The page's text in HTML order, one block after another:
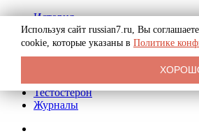
История
Биография
Криминал
Реклама на сайте
Тестостерон
Журналы
Используя сайт russian7.ru, Вы
cookie, которые указаны в Политике